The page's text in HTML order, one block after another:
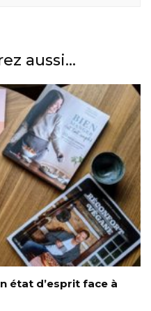
aussi...
état d’esprit face à